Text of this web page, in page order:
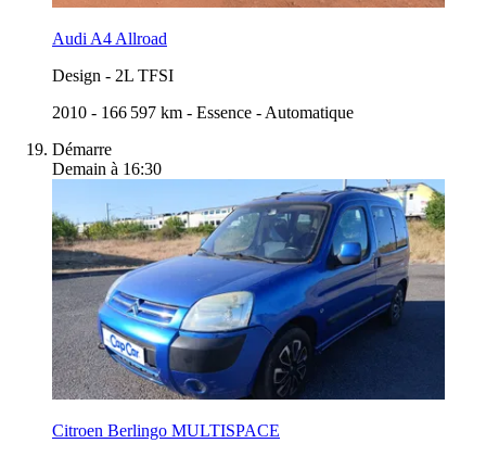
Audi A4 Allroad
Design - 2L TFSI
2010 - 166 597 km - Essence - Automatique
Démarre
Demain à 16:30
Citroen Berlingo MULTISPACE